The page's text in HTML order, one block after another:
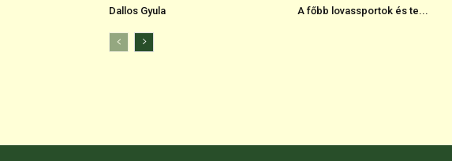
Dallos Gyula A főbb lovassportok és te...